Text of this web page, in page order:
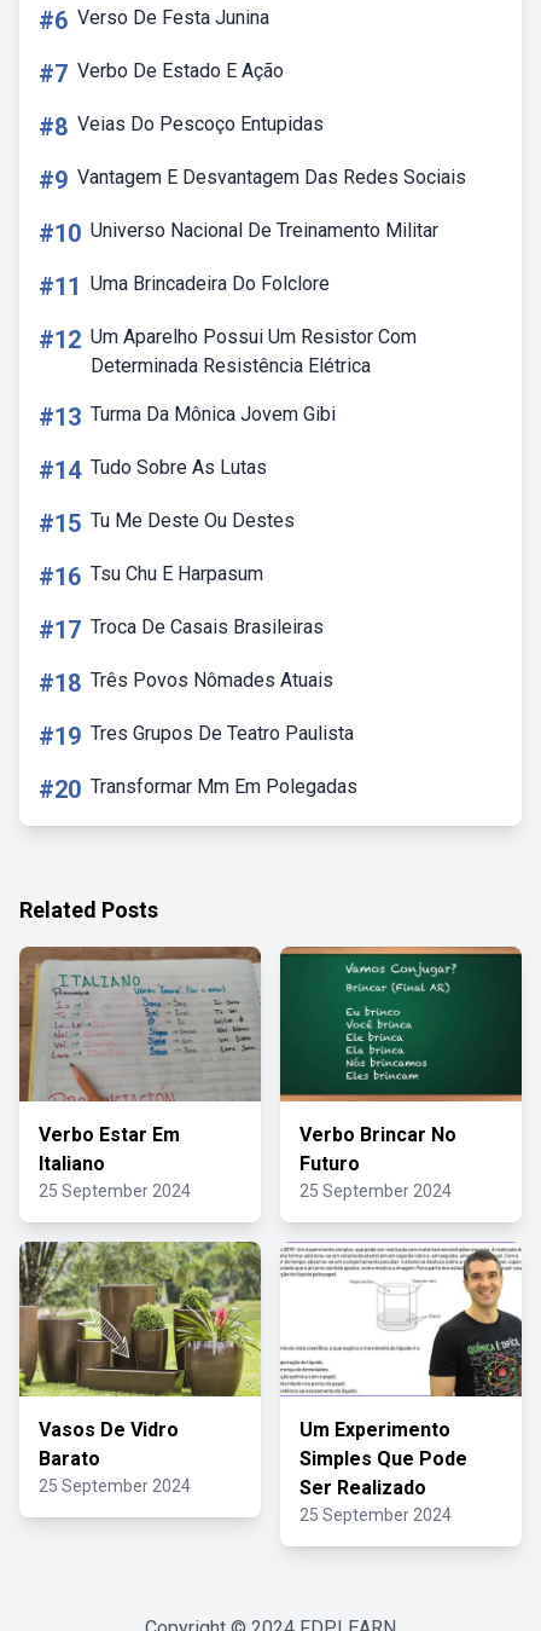
#6 Verso De Festa Junina
#7 Verbo De Estado E Ação
#8 Veias Do Pescoço Entupidas
#9 Vantagem E Desvantagem Das Redes Sociais
#10 Universo Nacional De Treinamento Militar
#11 Uma Brincadeira Do Folclore
#12 Um Aparelho Possui Um Resistor Com
Determinada Resistência Elétrica
#13 Turma Da Mônica Jovem Gibi
#14 Tudo Sobre As Lutas
#15 Tu Me Deste Ou Destes
#16 Tsu Chu E Harpasum
#17 Troca De Casais Brasileiras
#18 Três Povos Nômades Atuais
#19 Tres Grupos De Teatro Paulista
#20 Transformar Mm Em Polegadas
Related Posts
Verbo Estar Em
Italiano
25 September 2024
Verbo Brincar No
Futuro
25 September 2024
Vasos De Vidro
Barato
25 September 2024
Um Experimento
Simples Que Pode
Ser Realizado
25 September 2024